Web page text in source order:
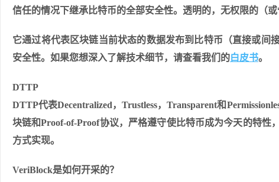
信任的情况下继承比特币的全部安全性。透明的，无权限的（或
它通过将代表区块链当前状态的数据发布到比特币（直接或间
安全性。如果您想深入了解技术细节，请查看我们的白皮书。
DTTP
DTTP代表Decentralized，Trustless，Transparent和
块链和Proof-of-Proof协议，严格遵守使比特币成为今天的特
方式实现。
VeriBlock是如何开采的？